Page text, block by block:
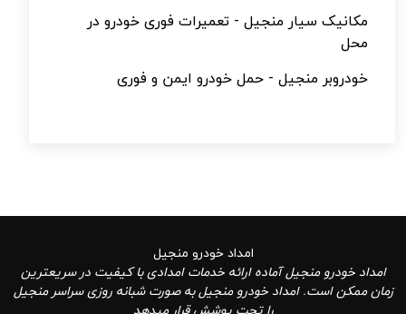
مکانیک سیار منجیل - تعمیرات فوری خودرو در
محل
خودروبر منجیل - حمل خودرو ایمن و فوری
امداد خودرو منجیل
امداد خودرو منجیل آماده ارائه خدمات امدادی با کیفیت در سریعترین
زمان ممکن است. امداد خودرو منجیل به صورت شبانه روزی سراسر منجیل